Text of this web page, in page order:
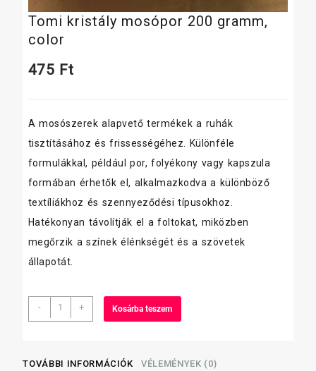
Tomi kristály mosópor 200 gramm,
color
475 Ft
A mosószerek alapvető termékek a ruhák
tisztításához és frissességéhez. Különféle
formulákkal, például por, folyékony vagy kapszula
formában érhetők el, alkalmazkodva a különböző
textíliákhoz és szennyeződési típusokhoz.
Hatékonyan távolítják el a foltokat, miközben
megőrzik a színek élénkségét és a szövetek
állapotát.
-
Tomi
kristály
gramm,
+ Kosárba teszem
TOVÁBBI INFORMÁCIÓK VÉLEMÉNYEK (0)